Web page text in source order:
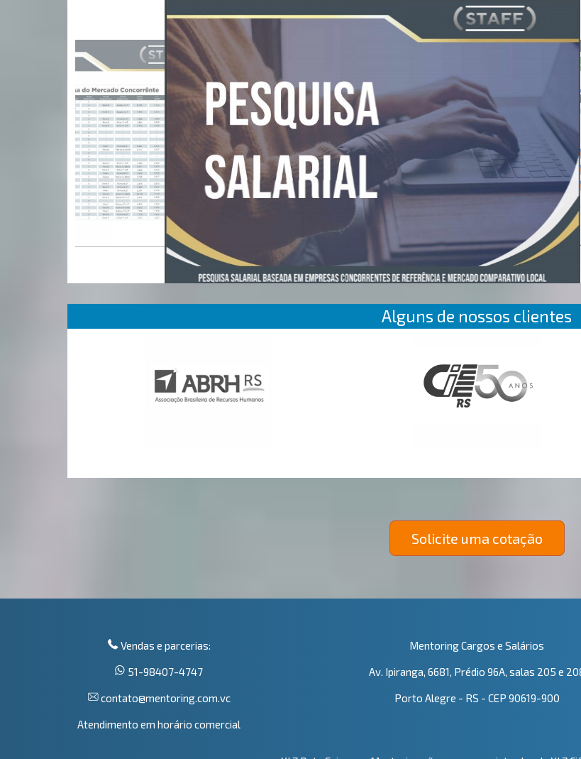
Alguns de nossos clientes
Solicite uma cotação
Vendas e parcerias:
51-98407-4747
contato@mentoring.com.vc
Atendimento em horário comercial
Mentoring Cargos e Salários
Av. Ipiranga, 6681, Prédio 96A, salas 205 e
Porto Alegre - RS - CEP 90619-900